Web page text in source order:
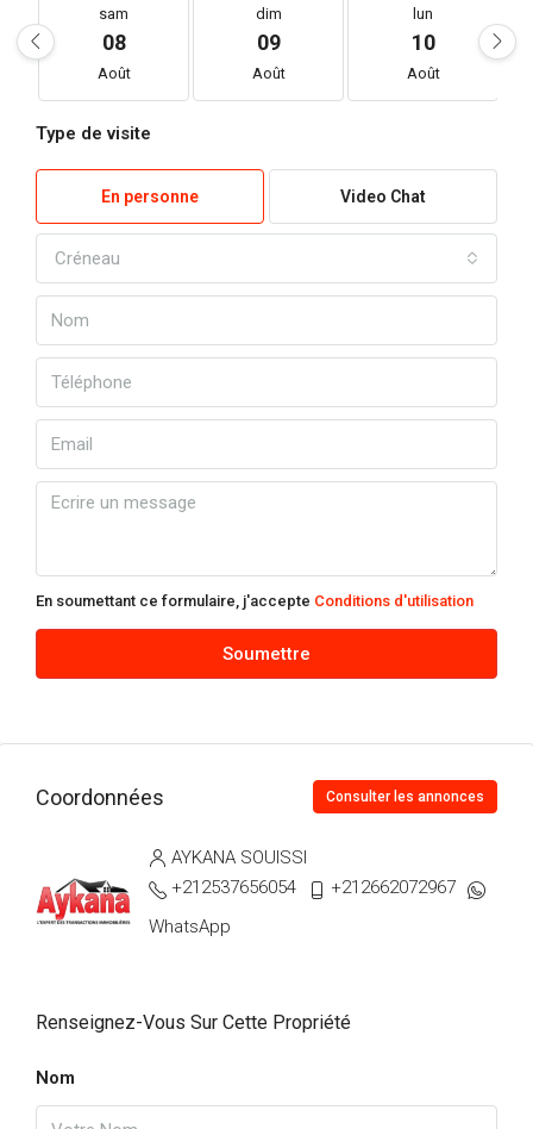
sam
08
Août
dim
09
Août
lun
10
Août
Type de visite
En personne Video Chat
Créneau
En soumettant ce formulaire, j'accepte Conditions d'utilisation
Soumettre
Coordonnées Consulter les annonces
AYKANA SOUISSI
+212537656054
+212662072967
WhatsApp
Renseignez-Vous Sur Cette Propriété
Nom